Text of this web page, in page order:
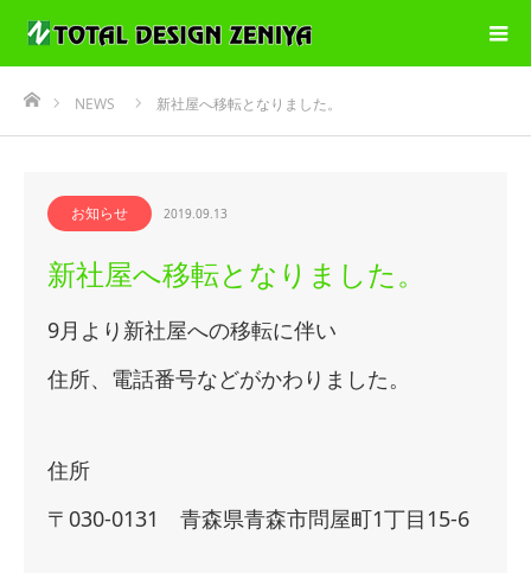
ホーム
NEWS 新社屋へ移転となりました。
お知らせ 2019.09.13
新社屋へ移転となりました。
9月より新社屋への移転に伴い
住所、電話番号などがかわりました。
住所
〒030-0131 青森県青森市問屋町1丁目15-6